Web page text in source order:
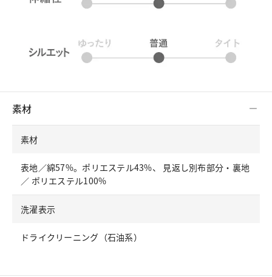
素材
素材
表地／綿57%。ポリエステル43%、 見返し別布部分・裏地
／ ポリエステル100%
洗濯表示
ドライクリーニング（石油系）